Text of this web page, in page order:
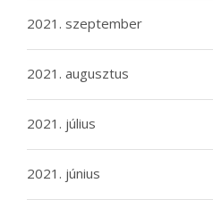
2021. szeptember
2021. augusztus
2021. július
2021. június